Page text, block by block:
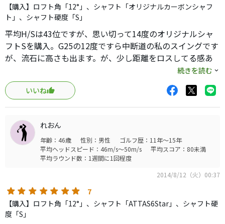
【購入】ロフト角「12°」、シャフト「オリジナルカーボンシャフ
ト」、シャフト硬度「S」
平均H/Sは43位ですが、思い切って14度のオリジナルシャ
フトSを購入。G25の12度ですら中断道の私のスイングです
が、流石に高さも出ます。が、少し距離をロスしてる感あ
りで、11度も購入しましたが…無料交換キャンペーンで12
度を申し込みました。人気があるようで納品予定は10月の
ようで、14度
続きを読む
いいね
れおん
年齢：46歳 性別：男性
ゴルフ歴：11年～15年
平均ヘッドスピード：46m/s～50m/s
平均スコア：80未満
平均ラウンド数：1週間に1回程度
2014/8/12（火）00:37
7
【購入】ロフト角「12°」、シャフト「ATTAS6Star」、シャフト硬
度「S」